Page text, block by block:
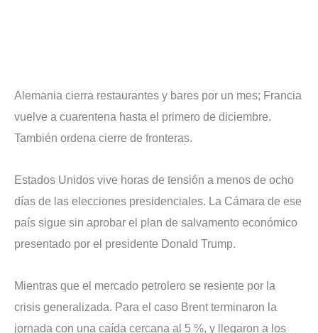
Alemania cierra restaurantes y bares por un mes; Francia
vuelve a cuarentena hasta el primero de diciembre.
También ordena cierre de fronteras.
Estados Unidos vive horas de tensión a menos de ocho
días de las elecciones presidenciales. La Cámara de ese
país sigue sin aprobar el plan de salvamento económico
presentado por el presidente Donald Trump.
Mientras que el mercado petrolero se resiente por la
crisis generalizada. Para el caso Brent terminaron la
jornada con una caída cercana al 5 %, y llegaron a los